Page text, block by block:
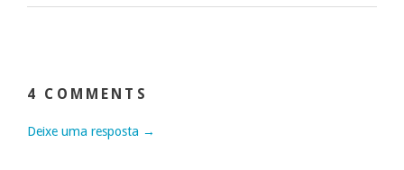
4 COMMENTS
Deixe uma resposta →